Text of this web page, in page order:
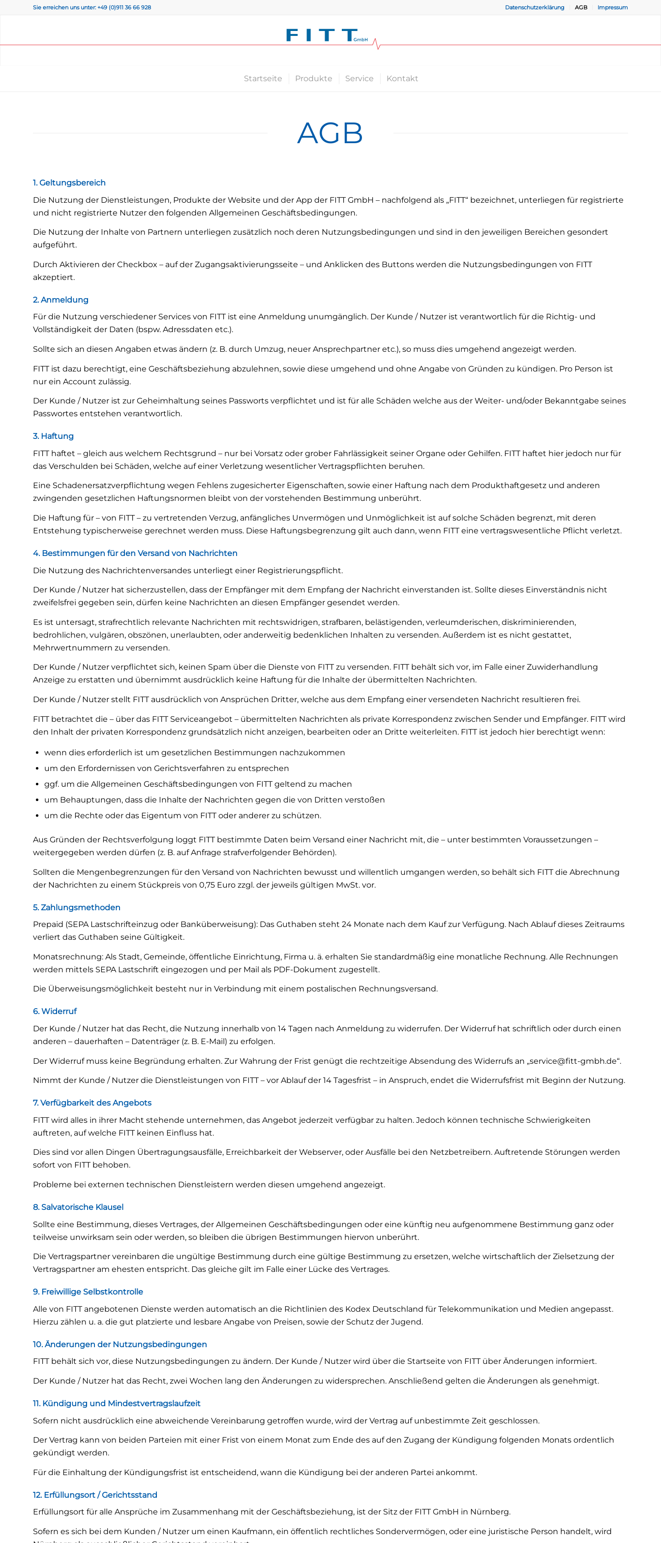
Datenschutzerklärung AGB Impressum
Sie erreichen uns unter: +49 (0)911 36 66 928
Startseite Produkte Service Kontakt
AGB
1. Geltungsbereich
Die Nutzung der Dienstleistungen, Produkte der Website und der App der FITT GmbH – nachfolgend als „FITT“ bezeichnet, unterliegen für registrierte
und nicht registrierte Nutzer den folgenden Allgemeinen Geschäftsbedingungen.
Die Nutzung der Inhalte von Partnern unterliegen zusätzlich noch deren Nutzungsbedingungen und sind in den jeweiligen Bereichen gesondert
aufgeführt.
Durch Aktivieren der Checkbox – auf der Zugangsaktivierungsseite – und Anklicken des Buttons werden die Nutzungsbedingungen von FITT
akzeptiert.
2. Anmeldung
Für die Nutzung verschiedener Services von FITT ist eine Anmeldung unumgänglich. Der Kunde / Nutzer ist verantwortlich für die Richtig- und
Vollständigkeit der Daten (bspw. Adressdaten etc.).
Sollte sich an diesen Angaben etwas ändern (z. B. durch Umzug, neuer Ansprechpartner etc.), so muss dies umgehend angezeigt werden.
FITT ist dazu berechtigt, eine Geschäftsbeziehung abzulehnen, sowie diese umgehend und ohne Angabe von Gründen zu kündigen. Pro Person ist
nur ein Account zulässig.
Der Kunde / Nutzer ist zur Geheimhaltung seines Passworts verpflichtet und ist für alle Schäden welche aus der Weiter- und/oder Bekanntgabe seines
Passwortes entstehen verantwortlich.
3. Haftung
FITT haftet – gleich aus welchem Rechtsgrund – nur bei Vorsatz oder grober Fahrlässigkeit seiner Organe oder Gehilfen. FITT haftet hier jedoch nur für
das Verschulden bei Schäden, welche auf einer Verletzung wesentlicher Vertragspflichten beruhen.
Eine Schadenersatzverpflichtung wegen Fehlens zugesicherter Eigenschaften, sowie einer Haftung nach dem Produkthaftgesetz und anderen
zwingenden gesetzlichen Haftungsnormen bleibt von der vorstehenden Bestimmung unberührt.
Die Haftung für – von FITT – zu vertretenden Verzug, anfängliches Unvermögen und Unmöglichkeit ist auf solche Schäden begrenzt, mit deren
Entstehung typischerweise gerechnet werden muss. Diese Haftungsbegrenzung gilt auch dann, wenn FITT eine vertragswesentliche Pflicht verletzt.
4. Bestimmungen für den Versand von Nachrichten
Die Nutzung des Nachrichtenversandes unterliegt einer Registrierungspflicht.
Der Kunde / Nutzer hat sicherzustellen, dass der Empfänger mit dem Empfang der Nachricht einverstanden ist. Sollte dieses Einverständnis nicht
zweifelsfrei gegeben sein, dürfen keine Nachrichten an diesen Empfänger gesendet werden.
Es ist untersagt, strafrechtlich relevante Nachrichten mit rechtswidrigen, strafbaren, belästigenden, verleumderischen, diskriminierenden,
bedrohlichen, vulgären, obszönen, unerlaubten, oder anderweitig bedenklichen Inhalten zu versenden. Außerdem ist es nicht gestattet,
Mehrwertnummern zu versenden.
Der Kunde / Nutzer verpflichtet sich, keinen Spam über die Dienste von FITT zu versenden. FITT behält sich vor, im Falle einer Zuwiderhandlung
Anzeige zu erstatten und übernimmt ausdrücklich keine Haftung für die Inhalte der übermittelten Nachrichten.
Der Kunde / Nutzer stellt FITT ausdrücklich von Ansprüchen Dritter, welche aus dem Empfang einer versendeten Nachricht resultieren frei.
FITT betrachtet die – über das FITT Serviceangebot – übermittelten Nachrichten als private Korrespondenz zwischen Sender und Empfänger. FITT wird
den Inhalt der privaten Korrespondenz grundsätzlich nicht anzeigen, bearbeiten oder an Dritte weiterleiten. FITT ist jedoch hier berechtigt wenn:
wenn dies erforderlich ist um gesetzlichen Bestimmungen nachzukommen
um den Erfordernissen von Gerichtsverfahren zu entsprechen
ggf. um die Allgemeinen Geschäftsbedingungen von FITT geltend zu machen
um Behauptungen, dass die Inhalte der Nachrichten gegen die von Dritten verstoßen
um die Rechte oder das Eigentum von FITT oder anderer zu schützen.
Aus Gründen der Rechtsverfolgung loggt FITT bestimmte Daten beim Versand einer Nachricht mit, die – unter bestimmten Voraussetzungen –
weitergegeben werden dürfen (z. B. auf Anfrage strafverfolgender Behörden).
Sollten die Mengenbegrenzungen für den Versand von Nachrichten bewusst und willentlich umgangen werden, so behält sich FITT die Abrechnung
der Nachrichten zu einem Stückpreis von 0,75 Euro zzgl. der jeweils gültigen MwSt. vor.
5. Zahlungsmethoden
Prepaid (SEPA Lastschrifteinzug oder Banküberweisung): Das Guthaben steht 24 Monate nach dem Kauf zur Verfügung. Nach Ablauf dieses Zeitraums
verliert das Guthaben seine Gültigkeit.
Monatsrechnung: Als Stadt, Gemeinde, öffentliche Einrichtung, Firma u. ä. erhalten Sie standardmäßig eine monatliche Rechnung. Alle Rechnungen
werden mittels SEPA Lastschrift eingezogen und per Mail als PDF-Dokument zugestellt.
Die Überweisungsmöglichkeit besteht nur in Verbindung mit einem postalischen Rechnungsversand.
6. Widerruf
Der Kunde / Nutzer hat das Recht, die Nutzung innerhalb von 14 Tagen nach Anmeldung zu widerrufen. Der Widerruf hat schriftlich oder durch einen
anderen – dauerhaften – Datenträger (z. B. E-Mail) zu erfolgen.
Der Widerruf muss keine Begründung erhalten. Zur Wahrung der Frist genügt die rechtzeitige Absendung des Widerrufs an „service@fitt-gmbh.de“.
Nimmt der Kunde / Nutzer die Dienstleistungen von FITT – vor Ablauf der 14 Tagesfrist – in Anspruch, endet die Widerrufsfrist mit Beginn der Nutzung.
7. Verfügbarkeit des Angebots
FITT wird alles in ihrer Macht stehende unternehmen, das Angebot jederzeit verfügbar zu halten. Jedoch können technische Schwierigkeiten
auftreten, auf welche FITT keinen Einfluss hat.
Dies sind vor allen Dingen Übertragungsausfälle, Erreichbarkeit der Webserver, oder Ausfälle bei den Netzbetreibern. Auftretende Störungen werden
sofort von FITT behoben.
Probleme bei externen technischen Dienstleistern werden diesen umgehend angezeigt.
8. Salvatorische Klausel
Sollte eine Bestimmung, dieses Vertrages, der Allgemeinen Geschäftsbedingungen oder eine künftig neu aufgenommene Bestimmung ganz oder
teilweise unwirksam sein oder werden, so bleiben die übrigen Bestimmungen hiervon unberührt.
Die Vertragspartner vereinbaren die ungültige Bestimmung durch eine gültige Bestimmung zu ersetzen, welche wirtschaftlich der Zielsetzung der
Vertragspartner am ehesten entspricht. Das gleiche gilt im Falle einer Lücke des Vertrages.
9. Freiwillige Selbstkontrolle
Alle von FITT angebotenen Dienste werden automatisch an die Richtlinien des Kodex Deutschland für Telekommunikation und Medien angepasst.
Hierzu zählen u. a. die gut platzierte und lesbare Angabe von Preisen, sowie der Schutz der Jugend.
10. Änderungen der Nutzungsbedingungen
FITT behält sich vor, diese Nutzungsbedingungen zu ändern. Der Kunde / Nutzer wird über die Startseite von FITT über Änderungen informiert.
Der Kunde / Nutzer hat das Recht, zwei Wochen lang den Änderungen zu widersprechen. Anschließend gelten die Änderungen als genehmigt.
11. Kündigung und Mindestvertragslaufzeit
Sofern nicht ausdrücklich eine abweichende Vereinbarung getroffen wurde, wird der Vertrag auf unbestimmte Zeit geschlossen.
Der Vertrag kann von beiden Parteien mit einer Frist von einem Monat zum Ende des auf den Zugang der Kündigung folgenden Monats ordentlich
gekündigt werden.
Für die Einhaltung der Kündigungsfrist ist entscheidend, wann die Kündigung bei der anderen Partei ankommt.
12. Erfüllungsort / Gerichtsstand
Erfüllungsort für alle Ansprüche im Zusammenhang mit der Geschäftsbeziehung, ist der Sitz der FITT GmbH in Nürnberg.
Sofern es sich bei dem Kunden / Nutzer um einen Kaufmann, ein öffentlich rechtliches Sondervermögen, oder eine juristische Person handelt, wird